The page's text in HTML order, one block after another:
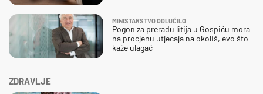
ZDRAVLJE
MINISTARSTVO ODLUČILO
Pogon za preradu litija u Gospiću mora
na procjenu utjecaja na okoliš, evo što
kaže ulagač